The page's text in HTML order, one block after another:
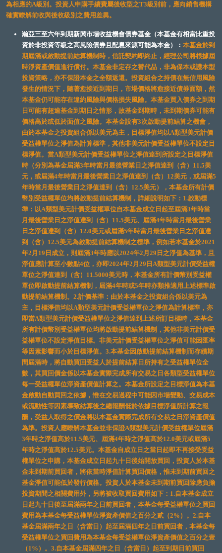
為相應的A級別。投資人申購手續費屬後收型之T3級別前，應向銷售機構
確實瞭解前收與後收級別之費用差異。
瀚亞三至六年到期新興市場收益機會債券基金（本基金有相當比重投
資於非投資等級之高風險債券且配息來源可能為本金）： 本基金於到
期屆滿或啟動提前結算機制時，信託契約即終止，經理公司將根據屆
時淨資產價值進行償付。本基金非定存之替代品，非為保本或護本型
投資策略，亦不保證本金之全額返還。投資組合之持債在無信用風險
發生的情況下，隨著愈接近到期日，市場價格將愈接近債券面額，然
本基金仍可能存在違約風險與價格損失風險。本基金買入債券之到期
日可能有超逾基金到期日之情形，故基金到期時，未到期債券可能有
價格高於或低於面值之風險。本基金設有3次啟動提前結算之機會，
由於本基金之投資組合係以美元為主，目標淨值均以A類型美元計價
受益權單位之淨值為計算標準，其他非美元計價受益權單位不設定目
標淨值。當A類型美元計價受益權單位之淨值達到所設定之目標淨值
時（分別為基金屆滿3年時當月最後營業日之淨值達到（含）11.5美
元，或屆滿4年時當月最後營業日之淨值達到（含）12美元，或屆滿5
年時當月最後營業日之淨值達到（含）12.5美元），本基金所有計價
幣別受益權單位均將啟動提前結算機制，詳細說明如下：1.啟動標
準：以A類型美元計價受益權單位自本基金成立日起至屆滿3年時當
月最後營業日之淨值達到（含）11.5美元、屆滿4年時當月最後營業
日之淨值達到（含）12.0美元或屆滿5年時當月最後營業日之淨值達
到（含）12.5美元為啟動提前結算機制之標準，例如若本基金於2021
年2月19日成立，則屆滿3年時應以2024年2月29日之淨值為基準，且
淨值應計算至小數點4位，亦即2024年2月29日A類型美元計價受益權
單位之淨值達到（含）11.5000美元時，本基金所有計價幣別受益權
單位即啟動提前結算機制，屆滿4年時或5年時亦類推適用上述標準啟
動提前結算機制。2.計價基準：由於本基金之投資組合係以美元為
主，目標淨值均以A類型美元計價受益權單位之淨值為計算標準，亦
即當A類型美元計價受益權單位之淨值達到上述所訂目標時，本基金
所有計價幣別受益權單位均將啟動提前結算機制，其他非美元計價受
益權單位不設定淨值目標。非美元計價受益權單位之淨值可能因匯率
等因素影響而小於目標淨值。3.本基金因啟動提前結算機制而存續期
間屆滿時，將自動買回受益人於提前結算日所持有之受益權單位全
數，其買回價金係以本基金實際完成所有交易之日各類型受益權單位
每一受益權單位淨資產價值計算之。本基金所設定之目標淨值為本基
金啟動自動買回之依據，惟在交易過程中可能因市場變動、交易成本
或流動性等因素導致結算後之總報酬低於依據目標淨值所計算之報
酬，受益人取得之價金將以本基金實際完成所有交易之日淨資產價值
為準。投資人應瞭解本基金並非保證A類型美元計價受益權單位屆滿
3年時之淨值高於11.5美元、屆滿4年時之淨值高於12.0美元或屆滿5
年時之淨值高於12.5美元。本基金自成立日之當日起即不再接受受益
權單位之申購，本基金成立日起九十日後始開放買回，投資人於本基
金未到期前買回者，將依當時淨值計算買回價格，惟未到期前買回之
基金淨值可能低於發行價格。投資人於本基金未到期前買回除應負擔
投資期間之相關費用外，另將被收取買回費用如下：1.自本基金成立
日起九十日後至屆滿兩年之日前買回者，本基金每受益權單位之買回
費用為本基金每受益權單位淨資產價值之百分之貳（2%）。2.自本
基金屆滿兩年之日（含當日）起至屆滿四年之日前買回者，本基金每
受益權單位之買回費用為本基金每受益權單位淨資產價值之百分之壹
（1%）。3.自本基金屆滿四年之日（含當日）起至到期日前買回